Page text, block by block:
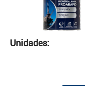
Unidades: